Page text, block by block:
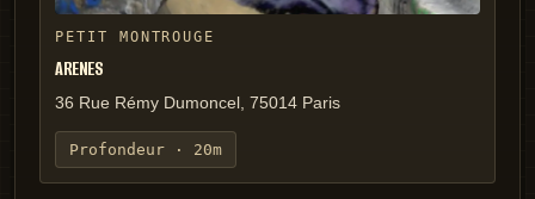
PETIT MONTROUGE
ARENES
36 Rue Rémy Dumoncel, 75014 Paris
Profondeur · 20m